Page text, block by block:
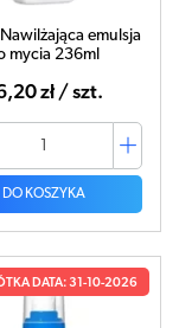
emulsja
mycia 236ml
zł / szt.
DO KOSZYKA
DATA: 31-10-2026